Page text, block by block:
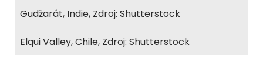
Gudžarát, Indie, Zdroj: Shutterstock
Elqui Valley, Chile, Zdroj: Shutterstock